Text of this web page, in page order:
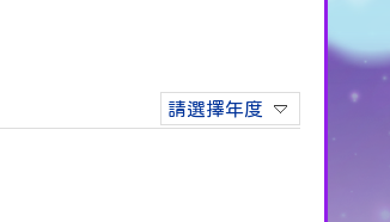
請選擇年度